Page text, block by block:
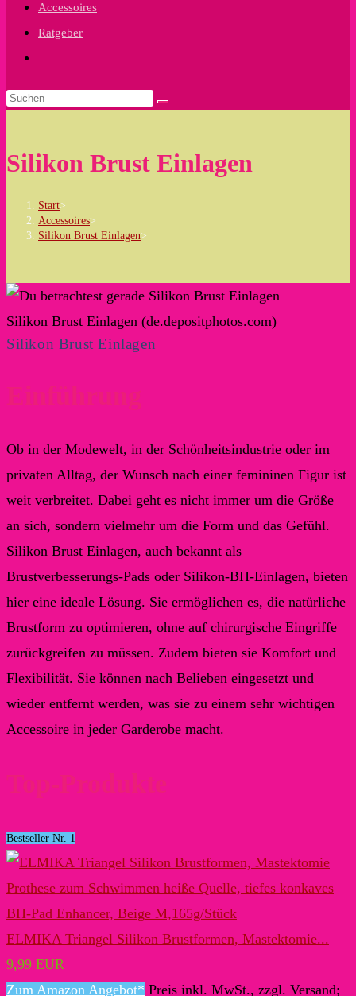
Accessoires
Ratgeber
umschalten
Silikon Brust Einlagen
Start>
Accessoires>
Silikon Brust Einlagen>
Silikon Brust Einlagen (de.depositphotos.com)
Silikon Brust Einlagen
Einführung
Ob in der Modewelt, in der Schönheitsindustrie oder im
privaten Alltag, der Wunsch nach einer femininen Figur ist
weit verbreitet. Dabei geht es nicht immer um die Größe
an sich, sondern vielmehr um die Form und das Gefühl.
Silikon Brust Einlagen, auch bekannt als
Brustverbesserungs-Pads oder Silikon-BH-Einlagen, bieten
hier eine ideale Lösung. Sie ermöglichen es, die natürliche
Brustform zu optimieren, ohne auf chirurgische Eingriffe
zurückgreifen zu müssen. Zudem bieten sie Komfort und
Flexibilität. Sie können nach Belieben eingesetzt und
wieder entfernt werden, was sie zu einem sehr wichtigen
Accessoire in jeder Garderobe macht.
Top-Produkte
Bestseller Nr. 1
ELMIKA Triangel Silikon Brustformen, Mastektomie...
9,99 EUR
Zum Amazon Angebot* Preis inkl. MwSt., zzgl. Versand;